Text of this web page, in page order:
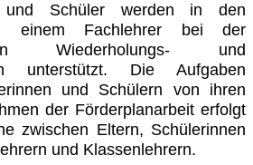
und Schüler werden in den
einem Fachlehrer bei der
Wiederholungs- und
unterstützt. Die Aufgaben
und Schülern von ihren
der Förderplanarbeit erfolgt
zwischen Eltern, Schülerinnen
und Klassenlehrern.